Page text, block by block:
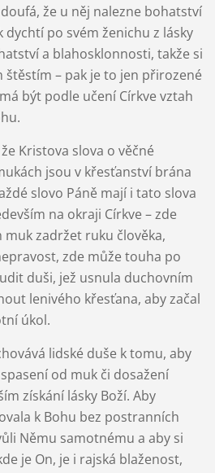
že u něj nalezne bohatství
dychtí po svém ženichu z lásky
a blahosklonnosti, takže si
štěstím – pak je to jen přirozené
být podle učení Církve vztah
Kristova slova o věčné
jsou v křesťanství brána
slovo Páně mají i tato slova
na okraji Církve – zde
muk zadržet ruku člověka,
zde může touha po
duši, jež usnula duchovním
lenivého křesťana, aby začal
úkol.
lidské duše k tomu, aby
od muk či dosažení
získání lásky Boží. Aby
k Bohu bez postranních
Němu samotnému a aby si
je On, je i rajská blaženost,